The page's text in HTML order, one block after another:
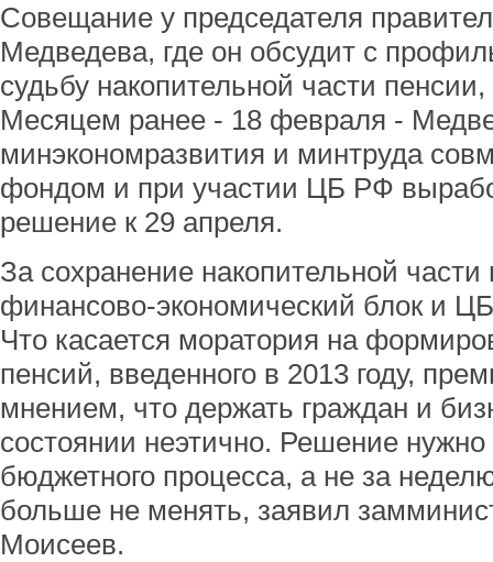
Совещание у председателя
Медведева, где он обсудит с
судьбу накопительной части
Месяцем ранее - 18 февраля -
минэкономразвития и минтруда
фондом и при участии ЦБ РФ
решение к 29 апреля.
За сохранение накопительной
финансово-экономический блок и
Что касается моратория на
пенсий, введенного в 2013 году,
мнением, что держать граждан и
состоянии неэтично. Решение
бюджетного процесса, а не за
больше не менять, заявил
Моисеев.